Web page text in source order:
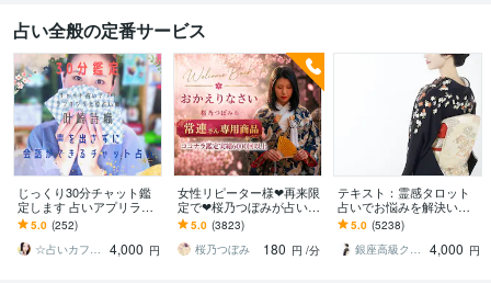
占い全般の定番サービス
じっくり30分チャット鑑
定します 占いアプリラン
キング上位占い師があな
たのお悩みに答えます
5.0 (252)
☆占いカフェ☆叶崎詩織☆
4,000 円
女性リピーター様❤再来限
定で❤桜乃つぼみが占いま
す 仕事✨恋愛✨家庭✨複雑
etc.タロットを使って辛口
鑑定します
5.0 (3823)
桜乃つぼみ
180 円 /分
テキスト：霊感タロット
占いでお悩みを解決いた
します 【文字数制限な
し】恋愛/仕事/人間関係な
んでもご相談下さい。
5.0 (5238)
銀座高級クラブのママ さくら
4,000 円